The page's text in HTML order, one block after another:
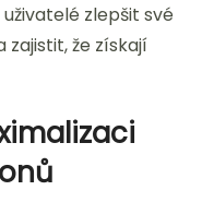
zlepšit své
že získají